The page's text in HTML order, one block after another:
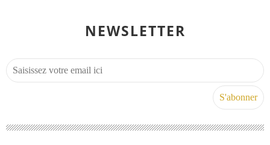
NEWSLETTER